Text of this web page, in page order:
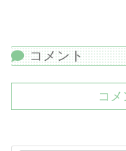
コメント
コ